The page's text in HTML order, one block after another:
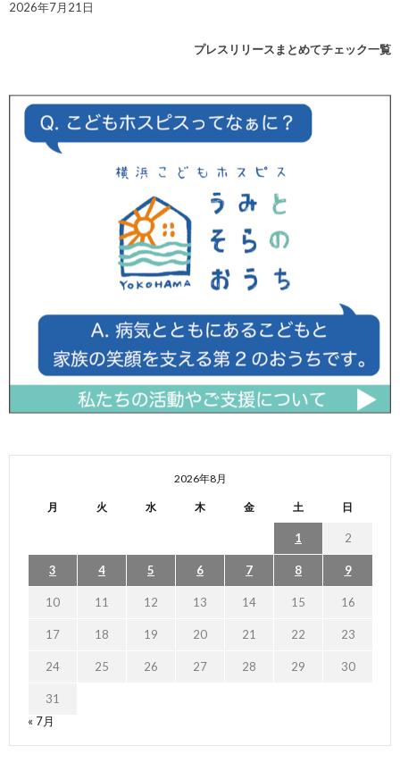
2026年7月21日
プレスリリースまとめてチェック一覧
2026年8月
月 火 水 木 金 土 日
1 2
3 4 5 6 7 8 9
10 11 12 13 14 15 16
17 18 19 20 21 22 23
24 25 26 27 28 29 30
31
« 7月